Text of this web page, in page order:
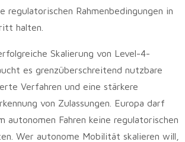
regulatorischen Rahmenbedingungen in
halten.
Skalierung von Level-4-
es grenzüberschreitend nutzbare
Verfahren und eine stärkere
von Zulassungen. Europa darf
autonomen Fahren keine regulatorischen
Wer autonome Mobilität skalieren will,